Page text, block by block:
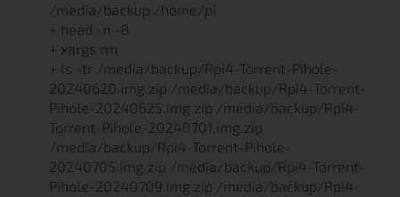
/media/backup /home/pi
+ head -n -8
+ xargs rm
+ ls -tr /media/backup/Rpi4-Torrent-Pihole-
20240620.img.zip /media/backup/Rpi4-Torrent-
Pihole-20240625.img.zip /media/backup/Rpi4-
Torrent-Pihole-20240701.img.zip
/media/backup/Rpi4-Torrent-Pihole-
20240705.img.zip /media/backup/Rpi4-Torrent-
Pihole-20240709.img.zip /media/backup/Rpi4-